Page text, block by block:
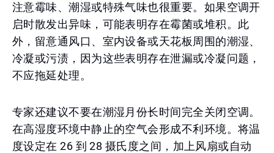
注意霉味、潮湿或特殊气味也很重要。如果空调开
启时散发出异味，可能表明存在霉菌或堆积。此
外，留意通风口、室内设备或天花板周围的潮湿、
冷凝或污渍，因为这些表明存在泄漏或冷凝问题，
不应拖延处理。
专家还建议不要在潮湿月份长时间完全关闭空调。
在高湿度环境中静止的空气会形成不利环境。将温
度设定在 26 到 28 摄氏度之间，加上风扇或自动